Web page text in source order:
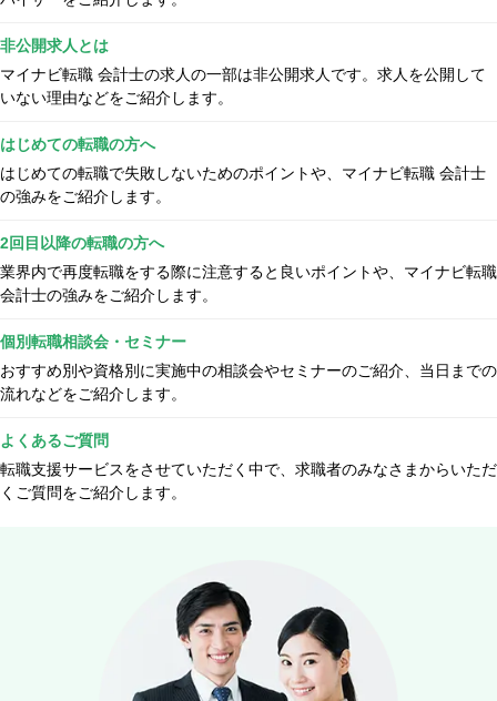
非公開求人とは
マイナビ転職 会計士の求人の一部は非公開求人です。求人を公開して
いない理由などをご紹介します。
はじめての転職の方へ
はじめての転職で失敗しないためのポイントや、マイナビ転職 会計士
の強みをご紹介します。
2回目以降の転職の方へ
業界内で再度転職をする際に注意すると良いポイントや、マイナビ転職
会計士の強みをご紹介します。
個別転職相談会・セミナー
おすすめ別や資格別に実施中の相談会やセミナーのご紹介、当日までの
流れなどをご紹介します。
よくあるご質問
転職支援サービスをさせていただく中で、求職者のみなさまからいただ
くご質問をご紹介します。